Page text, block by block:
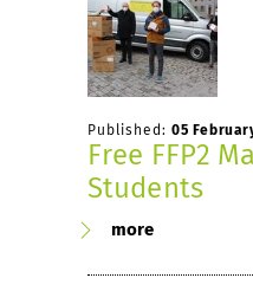
Published: 05
Free FFP2
Students
more